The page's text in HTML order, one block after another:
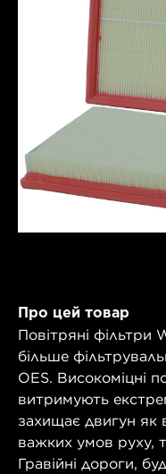
Про цей товар
Повітряні фільтри
більше
OES. Високоміцні
витримують
захищає двигун як
важких умов руху,
Гравійні дороги,